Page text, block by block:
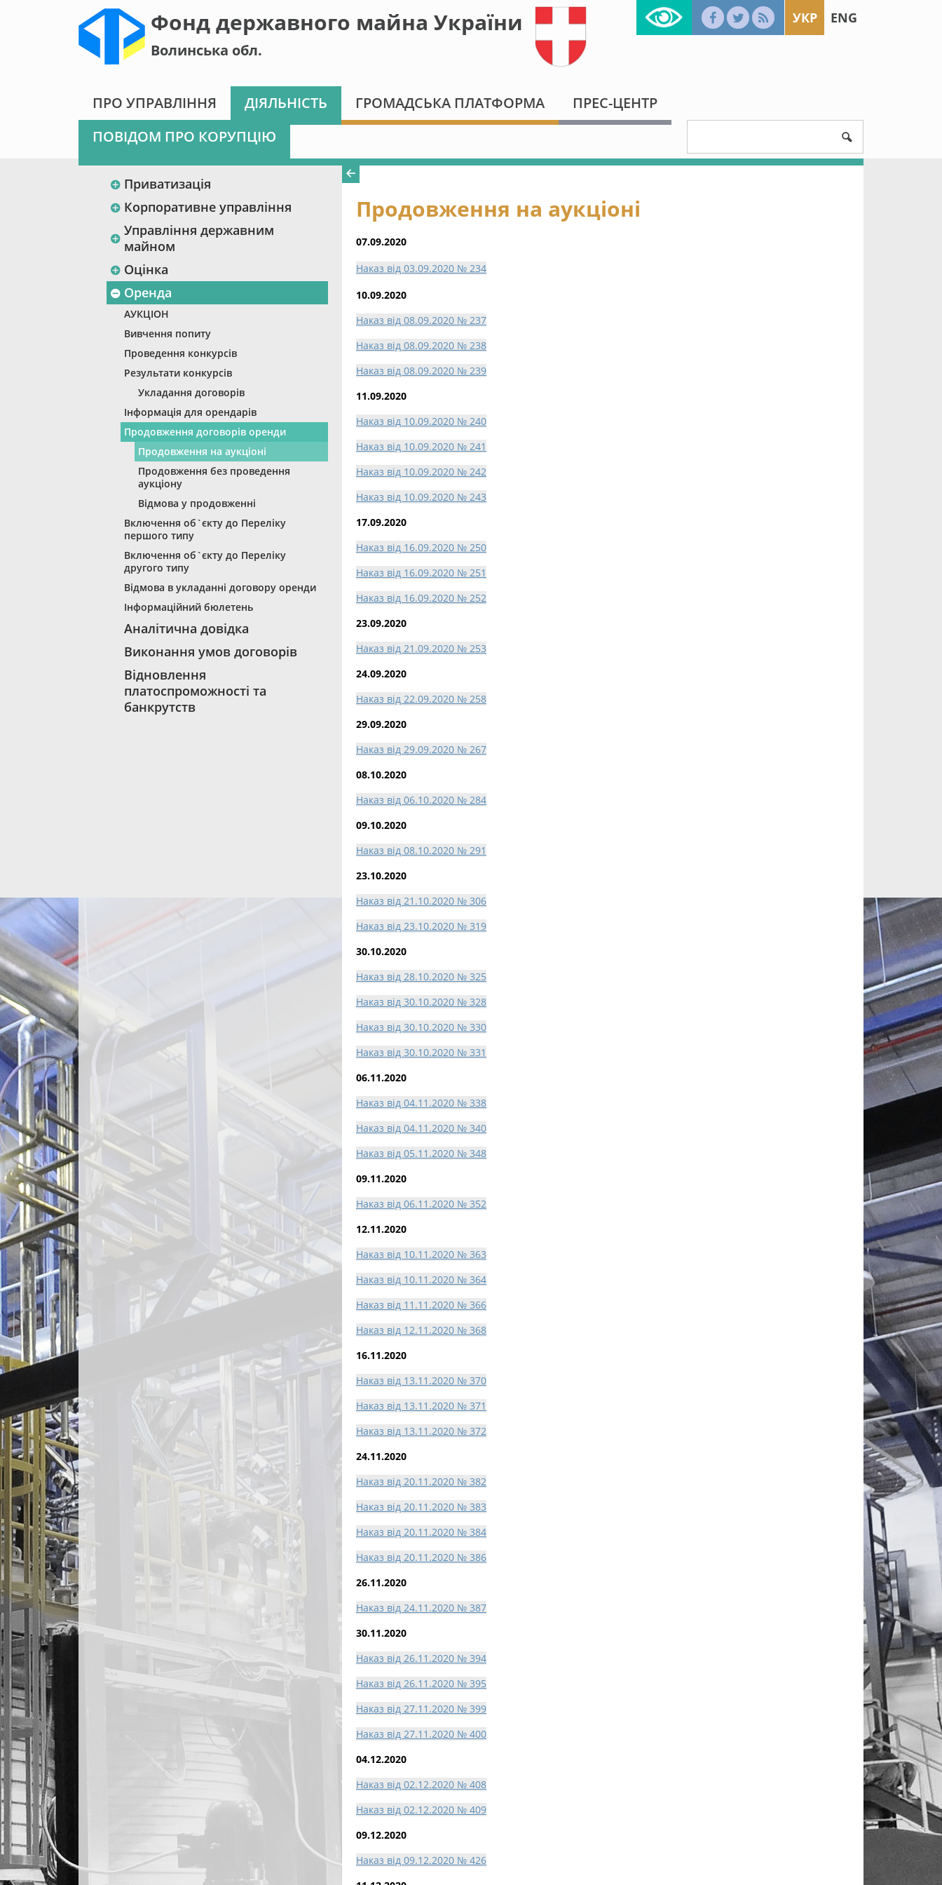
Фонд державного майна України
Волинська обл.
УКР ENG
ПРО УПРАВЛІННЯ ДІЯЛЬНІСТЬ ГРОМАДСЬКА ПЛАТФОРМА
ПРЕС-ЦЕНТР
ПОВІДОМ ПРО КОРУПЦІЮ
Приватизація
Корпоративне управління
Управління державним
майном
Оцінка
Оренда
АУКЦІОН
Вивчення попиту
Проведення конкурсів
Результати конкурсів
Укладання договорів
Інформація для орендарів
Продовження договорів оренди
Продовження на аукціоні
Продовження без проведення
аукціону
Відмова у продовженні
Включення об`єкту до Переліку
першого типу
Включення об`єкту до Переліку
другого типу
Відмова в укладанні договору оренди
Інформаційний бюлетень
Аналітична довідка
Виконання умов договорів
Відновлення
платоспроможності та
банкрутств
Продовження на аукціоні
07.09.2020
Наказ від 03.09.2020 № 234
10.09.2020
Наказ від 08.09.2020 № 237
Наказ від 08.09.2020 № 238
Наказ від 08.09.2020 № 239
11.09.2020
Наказ від 10.09.2020 № 240
Наказ від 10.09.2020 № 241
Наказ від 10.09.2020 № 242
Наказ від 10.09.2020 № 243
17.09.2020
Наказ від 16.09.2020 № 250
Наказ від 16.09.2020 № 251
Наказ від 16.09.2020 № 252
23.09.2020
Наказ від 21.09.2020 № 253
24.09.2020
Наказ від 22.09.2020 № 258
29.09.2020
Наказ від 29.09.2020 № 267
08.10.2020
Наказ від 06.10.2020 № 284
09.10.2020
Наказ від 08.10.2020 № 291
23.10.2020
Наказ від 21.10.2020 № 306
Наказ від 23.10.2020 № 319
30.10.2020
Наказ від 28.10.2020 № 325
Наказ від 30.10.2020 № 328
Наказ від 30.10.2020 № 330
Наказ від 30.10.2020 № 331
06.11.2020
Наказ від 04.11.2020 № 338
Наказ від 04.11.2020 № 340
Наказ від 05.11.2020 № 348
09.11.2020
Наказ від 06.11.2020 № 352
12.11.2020
Наказ від 10.11.2020 № 363
Наказ від 10.11.2020 № 364
Наказ від 11.11.2020 № 366
Наказ від 12.11.2020 № 368
16.11.2020
Наказ від 13.11.2020 № 370
Наказ від 13.11.2020 № 371
Наказ від 13.11.2020 № 372
24.11.2020
Наказ від 20.11.2020 № 382
Наказ від 20.11.2020 № 383
Наказ від 20.11.2020 № 384
Наказ від 20.11.2020 № 386
26.11.2020
Наказ від 24.11.2020 № 387
30.11.2020
Наказ від 26.11.2020 № 394
Наказ від 26.11.2020 № 395
Наказ від 27.11.2020 № 399
Наказ від 27.11.2020 № 400
04.12.2020
Наказ від 02.12.2020 № 408
Наказ від 02.12.2020 № 409
09.12.2020
Наказ від 09.12.2020 № 426